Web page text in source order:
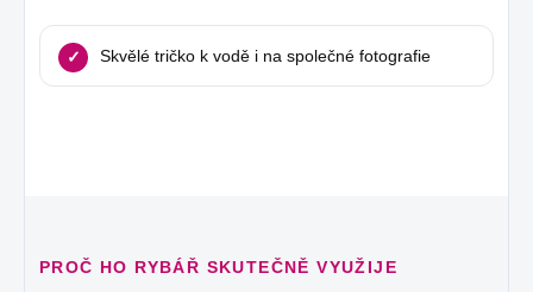
Skvělé tričko k vodě i na společné fotografie
PROČ HO RYBÁŘ SKUTEČNĚ VYUŽIJE